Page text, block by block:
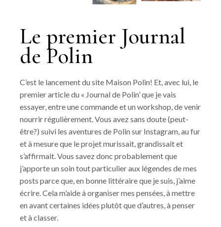
Le premier Journal
de Polin
C’est le lancement du site Maison Polin! Et, avec lui, le
premier article du « Journal de Polin’ que je vais
essayer, entre une commande et un workshop, de venir
nourrir régulièrement. Vous avez sans doute (peut-
être?) suivi les aventures de Polin sur Instagram, au fur
et à mesure que le projet murissait, grandissait et
s’affirmait. Vous savez donc probablement que
j’apporte un soin tout particulier aux légendes de mes
posts parce que, en bonne littéraire que je suis, j’aime
écrire. Cela m’aide à organiser mes pensées, à mettre
en avant certaines idées plutôt que d’autres, à penser
et à classer.